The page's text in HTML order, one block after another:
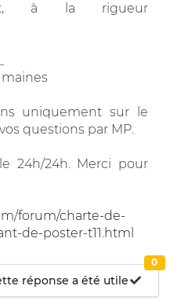
à la rigueur
uniquement sur le
questions par MP.
24h/24h. Merci pour
forum/charte-de-
de-poster-t11.html
réponse a été utile
0